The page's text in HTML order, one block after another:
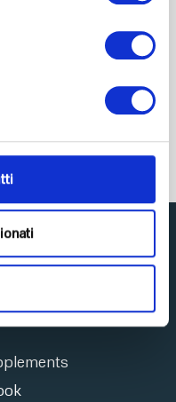
In this book you will...